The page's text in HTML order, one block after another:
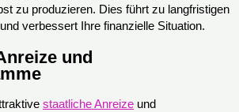
zu produzieren. Dies führt zu langfristigen
und verbessert Ihre finanzielle Situation.
und
staatliche Anreize und